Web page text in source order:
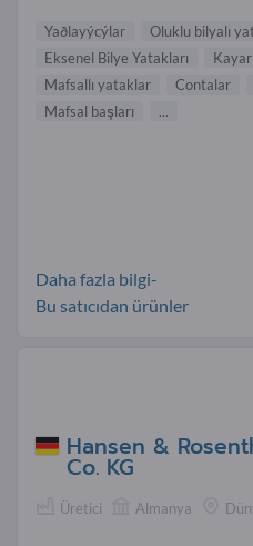
Yaðlayýcýlar
Oluklu bilyalı
Eksenel Bilye Yatakları
Mafsallı yataklar
Contalar
Mafsal başları
...
Daha fazla bilgi-
Bu satıcıdan ürünler
Hansen &
Co. KG
Üretici Almanya